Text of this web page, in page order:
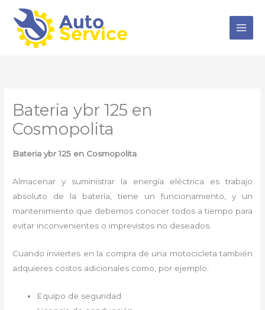
contenido
Bateria ybr 125 en
Cosmopolita
Bateria ybr 125 en Cosmopolita
Almacenar y suministrar la energía eléctrica es trabajo
absoluto de la batería, tiene un funcionamiento, y un
mantenimiento que debemos conocer todos a tiempo para
evitar inconvenientes o imprevistos no deseados.
Cuando inviertes en la compra de una motocicleta también
adquieres costos adicionales como, por ejemplo:
Equipo de seguridad